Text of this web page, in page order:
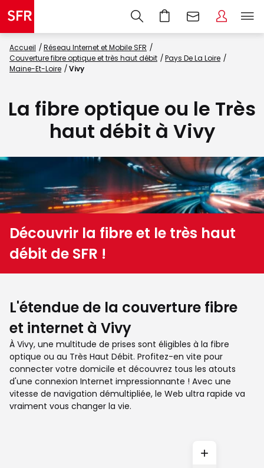
Accueil
Réseau Internet et Mobile SFR
Couverture fibre optique et très haut débit
Pays De La Loire
Maine-Et-Loire
Vivy
La fibre optique ou le Très
haut débit à Vivy
Découvrir la fibre et le très haut
débit de SFR !
L'étendue de la couverture fibre
et internet à Vivy
À Vivy, une multitude de prises sont éligibles à la fibre
optique ou au Très Haut Débit. Profitez-en vite pour
connecter votre domicile et découvrez tous les atouts
d'une connexion Internet impressionnante ! Avec une
vitesse de navigation démultipliée, le Web ultra rapide va
vraiment vous changer la vie.
+